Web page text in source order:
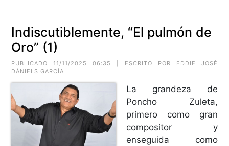
Indiscutiblemente, “El pulmón de
Oro” (1)
PUBLICADO 11/11/2025 06:35 | ESCRITO POR EDDIE JOSÉ
DÁNIELS GARCÍA
La grandeza de
Poncho Zuleta,
primero como gran
compositor y
enseguida como